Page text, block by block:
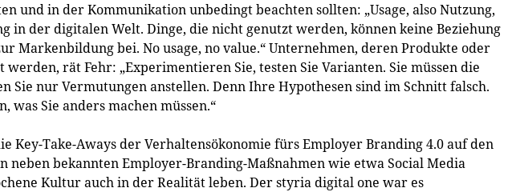
und in der Kommunikation unbedingt beachten sollten: „Usage, also Nutzung,
in der digitalen Welt. Dinge, die nicht genutzt werden, können keine Beziehung
Markenbildung bei. No usage, no value.“ Unternehmen, deren Produkte oder
rät Fehr: „Experimentieren Sie, testen Sie Varianten. Sie müssen die
Sie nur Vermutungen anstellen. Denn Ihre Hypothesen sind im Schnitt falsch.
was Sie anders machen müssen.“
Key-Take-Aways der Verhaltensökonomie fürs Employer Branding 4.0 auf den
neben bekannten Employer-Branding-Maßnahmen wie etwa Social Media
Kultur auch in der Realität leben. Der styria digital one war es